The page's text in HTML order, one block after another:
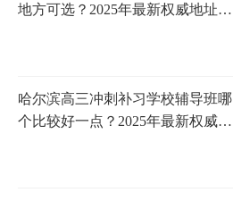
地方可选？2025年最新权威地址清
哈尔滨高三冲刺补习学校辅导班哪
个比较好一点？2025年最新权威排